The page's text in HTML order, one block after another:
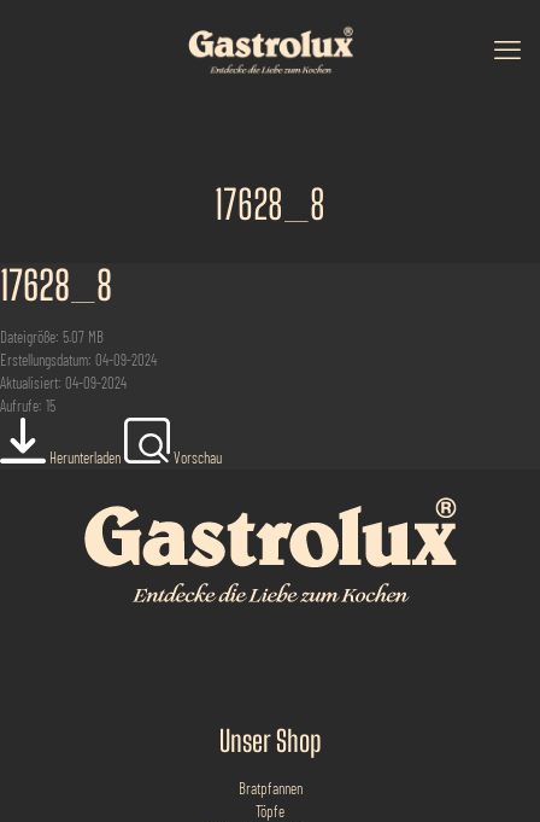
17628_8
17628_8
Dateigröße: 5.07 MB
Erstellungsdatum: 04-09-2024
Aktualisiert: 04-09-2024
Aufrufe: 15
Herunterladen Vorschau
Unser Shop
Bratpfannen
Töpfe